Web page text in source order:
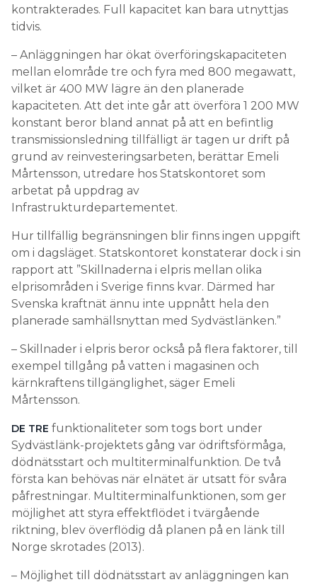
kontrakterades. Full kapacitet kan bara utnyttjas
tidvis.
– Anläggningen har ökat överföringskapaciteten
mellan elområde tre och fyra med 800 megawatt,
vilket är 400 MW lägre än den planerade
kapaciteten. Att det inte går att överföra 1 200 MW
konstant beror bland annat på att en befintlig
transmissionsledning tillfälligt är tagen ur drift på
grund av reinvesteringsarbeten, berättar Emeli
Mårtensson, utredare hos Statskontoret som
arbetat på uppdrag av
Infrastrukturdepartementet.
Hur tillfällig begränsningen blir finns ingen uppgift
om i dagsläget. Statskontoret konstaterar dock i sin
rapport att ”Skillnaderna i elpris mellan olika
elprisområden i Sverige finns kvar. Därmed har
Svenska kraftnät ännu inte uppnått hela den
planerade samhällsnyttan med Sydvästlänken.”
– Skillnader i elpris beror också på flera faktorer, till
exempel tillgång på vatten i magasinen och
kärnkraftens tillgänglighet, säger Emeli
Mårtensson.
DE TRE funktionaliteter som togs bort under
Sydvästlänk-projektets gång var ödriftsförmåga,
dödnätsstart och multiterminalfunktion. De två
första kan behövas när elnätet är utsatt för svåra
påfrestningar. Multiterminalfunktionen, som ger
möjlighet att styra effektflödet i tvärgående
riktning, blev överflödig då planen på en länk till
Norge skrotades (2013).
– Möjlighet till dödnätsstart av anläggningen kan